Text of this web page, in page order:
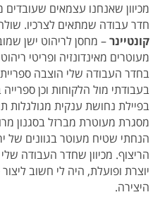
מכיוון שאנחנו עצמאים
חדר עבודה שמתאים לצרכיו.
קונטיינר– מחסן לריהוט ישן
מעוטרים מאינדונזיה ופריטי
בחדר העבודה שלי הוצבה
בעבודתי מול הלקוחות וכן
בפיילת נחושת ענקית מגולגלות
מסגרת מעוטרת מברזל בסגנון
הנחתי שטיח מעוטר בגוונים של
הריצוף. מכיוון שחדר העבודה
יוצרת ופועלת, היה לי חשוב
היצירה.